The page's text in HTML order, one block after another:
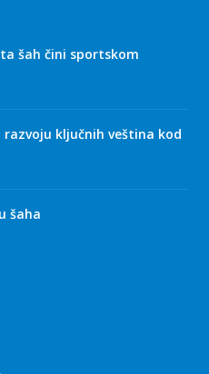
šah čini sportskom
razvoju ključnih veština kod
šaha